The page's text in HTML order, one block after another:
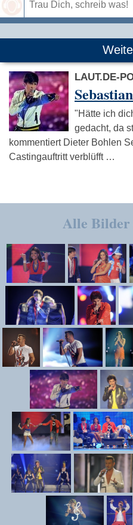
LAUT.DE-
"Hätte ich
gedacht, da
kommentiert Dieter Bohlen
Castingauftritt verblüfft …
Alle